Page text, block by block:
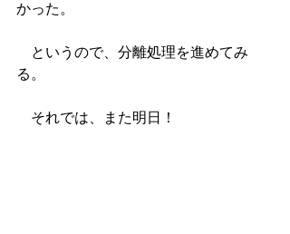
かった。
というので、分離処理を進めてみ
る。
それでは、また明日！